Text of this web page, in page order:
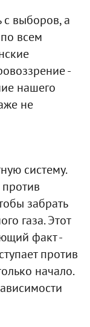
выборов, а
всем
-
нашего
не
систему.
забрать
газа. Этот
факт -
против
начало.